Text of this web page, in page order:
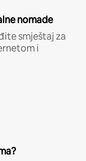
nomade
smještaj za
i